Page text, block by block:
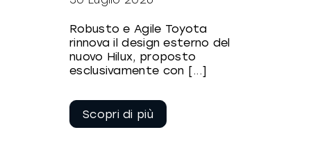
Robusto e Agile Toyota
rinnova il design esterno del
nuovo Hilux, proposto
esclusivamente con [...]
leggere